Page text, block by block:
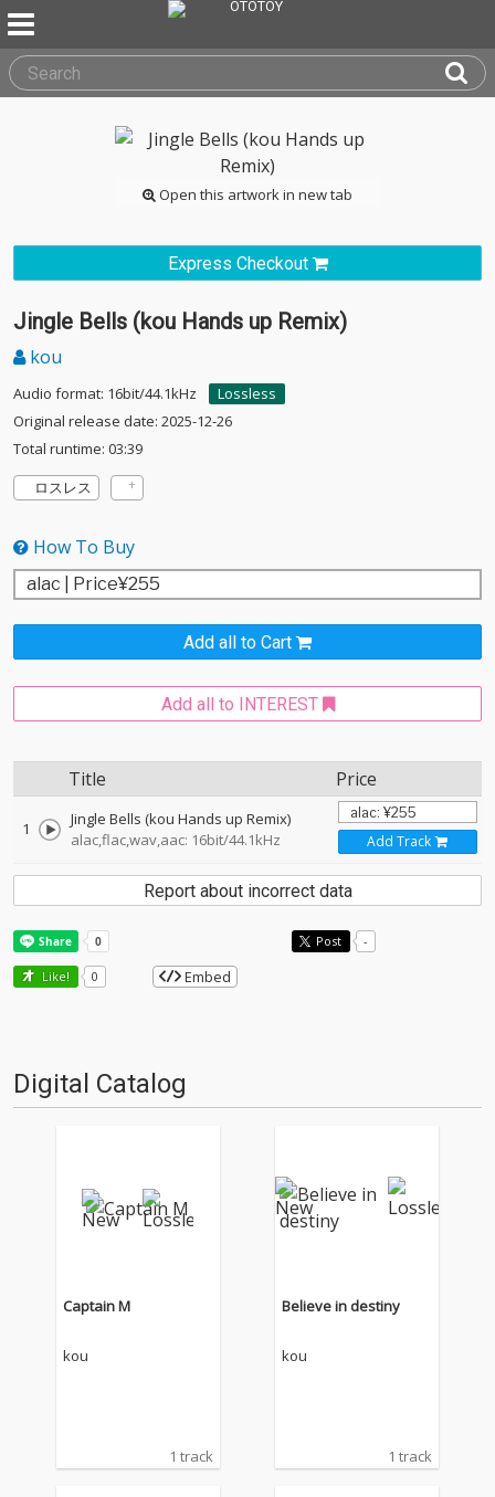
Open this artwork in new tab
Express Checkout
Jingle Bells (kou Hands up Remix)
kou
Audio format: 16bit/44.1kHz
Lossless
Original release date: 2025-12-26
Total runtime: 03:39
ロスレス
How To Buy
Add all to Cart
Add all to INTEREST
Title Price
1
Jingle Bells (kou Hands up Remix)
alac,flac,wav,aac: 16bit/44.1kHz
Add Track
Report about incorrect data
Post -
Like! 0 Embed
Digital Catalog
Captain M
kou
1 track
Believe in destiny
kou
1 track